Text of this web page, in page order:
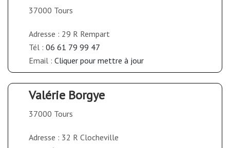
37000 Tours
Adresse : 29 R Rempart
Tél : 06 61 79 99 47
Email : Cliquer pour mettre à jour
Valérie Borgye
37000 Tours
Adresse : 32 R Clocheville